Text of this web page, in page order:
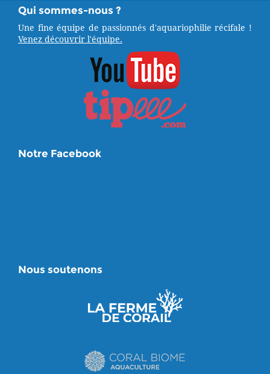
Qui sommes-nous ?
Une fine équipe de passionnés d'aquariophilie récifale !
Venez découvrir l'équipe.
Notre Facebook
Nous soutenons